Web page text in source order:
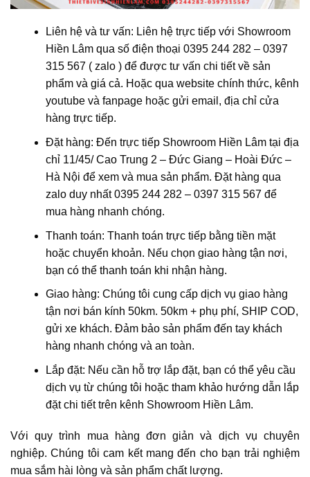
Liên hệ và tư vấn: Liên hệ trực tiếp với Showroom
Hiền Lâm qua số điện thoại 0395 244 282 – 0397
315 567 ( zalo ) để được tư vấn chi tiết về sản
phẩm và giá cả. Hoặc qua website chính thức, kênh
youtube và fanpage hoặc gửi email, địa chỉ cửa
hàng trực tiếp.
Đặt hàng: Đến trực tiếp Showroom Hiền Lâm tại địa
chỉ 11/45/ Cao Trung 2 – Đức Giang – Hoài Đức –
Hà Nội để xem và mua sản phẩm. Đặt hàng qua
zalo duy nhất 0395 244 282 – 0397 315 567 để
mua hàng nhanh chóng.
Thanh toán: Thanh toán trực tiếp bằng tiền mặt
hoặc chuyển khoản. Nếu chọn giao hàng tận nơi,
bạn có thể thanh toán khi nhận hàng.
Giao hàng: Chúng tôi cung cấp dịch vụ giao hàng
tận nơi bán kính 50km. 50km + phụ phí, SHIP COD,
gửi xe khách. Đảm bảo sản phẩm đến tay khách
hàng nhanh chóng và an toàn.
Lắp đặt: Nếu cần hỗ trợ lắp đặt, bạn có thể yêu cầu
dịch vụ từ chúng tôi hoặc tham khảo hướng dẫn lắp
đặt chi tiết trên kênh Showroom Hiền Lâm.
Với quy trình mua hàng đơn giản và dịch vụ chuyên
nghiệp. Chúng tôi cam kết mang đến cho bạn trải nghiệm
mua sắm hài lòng và sản phẩm chất lượng.